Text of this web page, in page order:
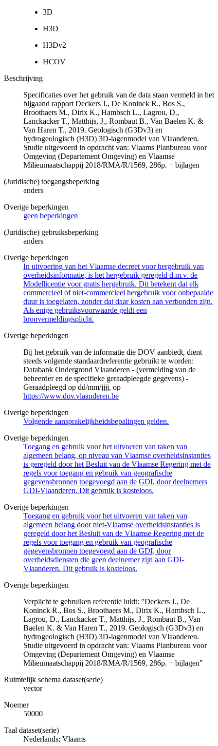
3D
H3D
H3Dv2
HCOV
Beschrijving
Specificaties over het gebruik van de data staan vermeld in het
bijgaand rapport Deckers J., De Koninck R., Bos S.,
Broothaers M., Dirix K., Hambsch L., Lagrou, D.,
Lanckacker T., Matthijs, J., Rombaut B., Van Baelen K. &
Van Haren T., 2019. Geologisch (G3Dv3) en
hydrogeologisch (H3D) 3D-lagenmodel van Vlaanderen.
Studie uitgevoerd in opdracht van: Vlaams Planbureau voor
Omgeving (Departement Omgeving) en Vlaamse
Milieumaatschappij 2018/RMA/R/1569, 286p. + bijlagen
(Juridische) toegangsbeperking
anders
Overige beperkingen
geen beperkingen
(Juridische) gebruiksbeperking
anders
Overige beperkingen
In uitvoering van het Vlaamse decreet voor hergebruik van
overheidsinformatie, is het hergebruik geregeld d.m.v. de
Modellicentie voor gratis hergebruik. Dit betekent dat elk
commercieel of niet-commercieel hergebruik voor onbepaalde
duur is toegelaten, zonder dat daar kosten aan verbonden zijn.
Als enige gebruiksvoorwaarde geldt een
bronvermeldingsplicht.
Overige beperkingen
Bij het gebruik van de informatie die DOV aanbiedt, dient
steeds volgende standaardreferentie gebruikt te worden:
Databank Ondergrond Vlaanderen - (vermelding van de
beheerder en de specifieke geraadpleegde gegevens) -
Geraadpleegd op dd/mm/jjjj, op
https://www.dov.vlaanderen.be
Overige beperkingen
Volgende aansprakelijkheidsbepalingen gelden.
Overige beperkingen
Toegang en gebruik voor het uitvoeren van taken van
algemeen belang, op niveau van Vlaamse overheidsinstanties
is geregeld door het Besluit van de Vlaamse Regering met de
regels voor toegang en gebruik van geografische
gegevensbronnen toegevoegd aan de GDI, door deelnemers
GDI-Vlaanderen. Dit gebruik is kosteloos.
Overige beperkingen
Toegang en gebruik voor het uitvoeren van taken van
algemeen belang door niet-Vlaamse overheidsinstanties is
geregeld door het Besluit van de Vlaamse Regering met de
regels voor toegang en gebruik van geografische
gegevensbronnen toegevoegd aan de GDI, door
overheidsdiensten die geen deelnemer zijn aan GDI-
Vlaanderen. Dit gebruik is kosteloos.
Overige beperkingen
Verplicht te gebruiken referentie luidt: "Deckers J., De
Koninck R., Bos S., Broothaers M., Dirix K., Hambsch L.,
Lagrou, D., Lanckacker T., Matthijs, J., Rombaut B., Van
Baelen K. & Van Haren T., 2019. Geologisch (G3Dv3) en
hydrogeologisch (H3D) 3D-lagenmodel van Vlaanderen.
Studie uitgevoerd in opdracht van: Vlaams Planbureau voor
Omgeving (Departement Omgeving) en Vlaamse
Milieumaatschappij 2018/RMA/R/1569, 286p. + bijlagen"
Ruimtelijk schema dataset(serie)
vector
Noemer
50000
Taal dataset(serie)
Nederlands; Vlaams